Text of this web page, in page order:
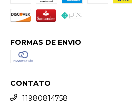
FORMAS DE ENVIO
CONTATO
11980814758